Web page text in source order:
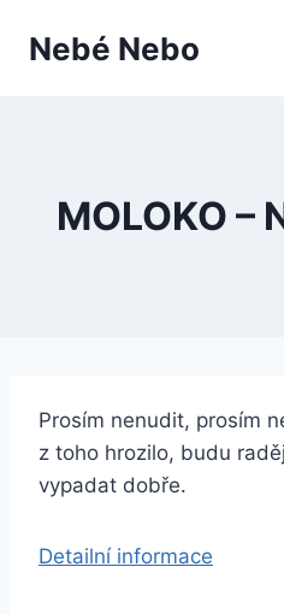
Nebé Nebo
MOLOKO –
Prosím nenudit, prosím
z toho hrozilo, budu
vypadat dobře.
Detailní informace